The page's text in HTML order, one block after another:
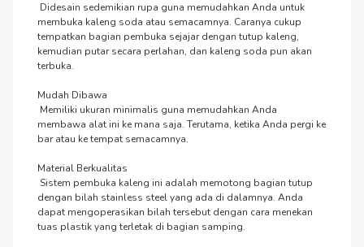
membuka kaleng soda atau semacamnya. Caranya cukup
tempatkan bagian pembuka sejajar dengan tutup kaleng,
kemudian putar secara perlahan, dan kaleng soda pun akan
terbuka.
Mudah Dibawa
membawa alat ini ke mana saja. Terutama, ketika Anda pergi ke
bar atau ke tempat semacamnya.
Material Berkualitas
dengan bilah stainless steel yang ada di dalamnya. Anda
dapat mengoperasikan bilah tersebut dengan cara menekan
tuas plastik yang terletak di bagian samping.